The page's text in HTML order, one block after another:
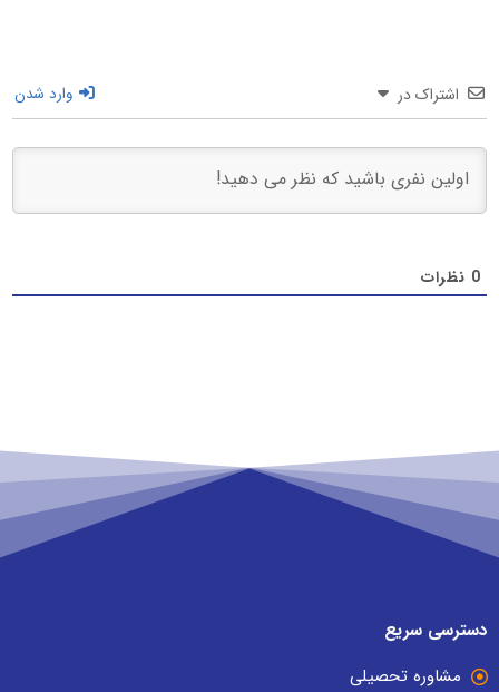
اشتراک در وارد شدن
0 نظرات
دسترسی سریع
مشاوره تحصیلی